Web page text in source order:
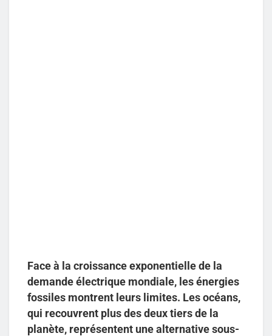
Face à la croissance exponentielle de la
demande électrique mondiale, les énergies
fossiles montrent leurs limites. Les océans,
qui recouvrent plus des deux tiers de la
planète, représentent une alternative sous-